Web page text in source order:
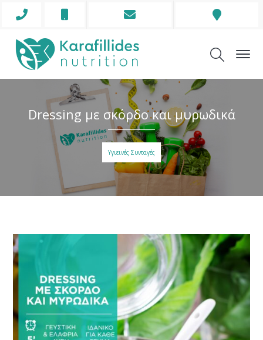
Phone
Envelope
Address
Dressing με σκόρδο και μυρωδικά
Υγιεινές Συνταγές